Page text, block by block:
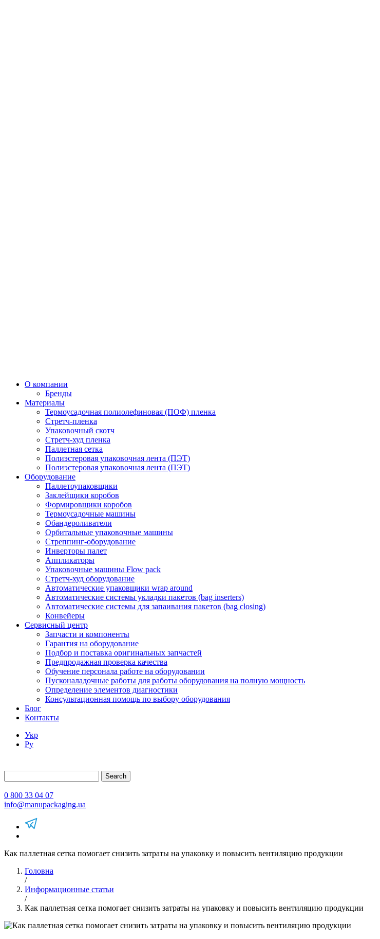
О компании
Бренды
Материалы
Термоусадочная полиолефиновая (ПОФ) пленка
Стретч-пленка
Упаковочный скотч
Стретч-худ пленка
Паллетная сетка
Полиэстеровая упаковочная лента (ПЭТ)
Полиэстеровая упаковочная лента (ПЭТ)
Оборудование
Паллетоупаковщики
Заклейщики коробов
Формировщики коробов
Термоусадочные машины
Обандероливатели
Орбитальные упаковочные машины
Стреппинг-оборудование
Инверторы палет
Аппликаторы
Упаковочные машины Flow pack
Стретч-худ оборудование
Автоматические упаковщики wrap around
Автоматические системы укладки пакетов (bag inserters)
Автоматические системы для запаивания пакетов (bag closing)
Конвейеры
Сервисный центр
Запчасти и компоненты
Гарантия на оборудование
Подбор и поставка оригинальных запчастей
Предпродажная проверка качества
Обучение персонала работе на оборудовании
Пусконаладочные работы для работы оборудования на полную мощность
Определение элементов диагностики
Консультационная помощь по выбору оборудования
Блог
Контакты
Укр
Ру
Search
0 800 33 04 07
info@manupackaging.ua
Как паллетная сетка помогает снизить затраты на упаковку и повысить вентиляцию продукции
Головна
/
Информационные статьи
/
Как паллетная сетка помогает снизить затраты на упаковку и повысить вентиляцию продукции